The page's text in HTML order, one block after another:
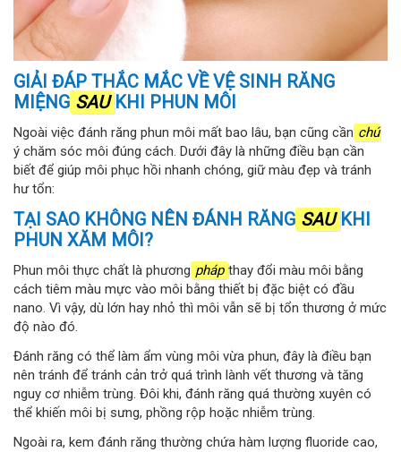
GIẢI ĐÁP THẮC MẮC VỀ VỆ SINH RĂNG
MIỆNG SAU KHI PHUN MÔI
Ngoài việc đánh răng phun môi mất bao lâu, bạn cũng cần chú
ý chăm sóc môi đúng cách. Dưới đây là những điều bạn cần
biết để giúp môi phục hồi nhanh chóng, giữ màu đẹp và tránh
hư tổn:
TẠI SAO KHÔNG NÊN ĐÁNH RĂNG SAU KHI
PHUN XĂM MÔI?
Phun môi thực chất là phương pháp thay đổi màu môi bằng
cách tiêm màu mực vào môi bằng thiết bị đặc biệt có đầu
nano. Vì vậy, dù lớn hay nhỏ thì môi vẫn sẽ bị tổn thương ở mức
độ nào đó.
Đánh răng có thể làm ẩm vùng môi vừa phun, đây là điều bạn
nên tránh để tránh cản trở quá trình lành vết thương và tăng
nguy cơ nhiễm trùng. Đôi khi, đánh răng quá thường xuyên có
thể khiến môi bị sưng, phồng rộp hoặc nhiễm trùng.
Ngoài ra, kem đánh răng thường chứa hàm lượng fluoride cao,